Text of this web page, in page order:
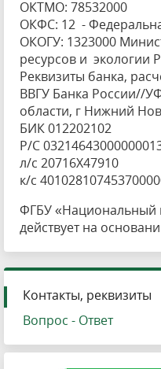
ОКТМО: 78532000
ОКФС: 12 -
ОКОГУ: 1323000
ресурсов и экологии
Реквизиты банка,
ВВГУ Банка России//
области, г Нижний
БИК 012202102
Р/С
л/с 20716X47910
к/с
ФГБУ «Национальный
действует на
Контакты, реквизиты
Вопрос - Ответ